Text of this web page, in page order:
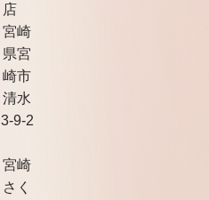
店
宮崎
県宮
崎市
清水
3-9-2
宮崎
さく